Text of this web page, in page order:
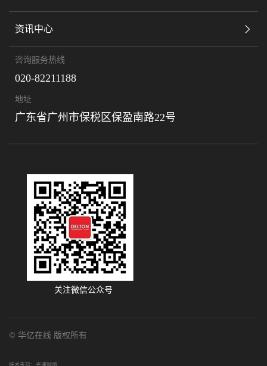
资讯中心
咨询服务热线
020-82211188
地址
广东省广州市保税区保盈南路22号
关注微信公众号
© 华亿在线 版权所有